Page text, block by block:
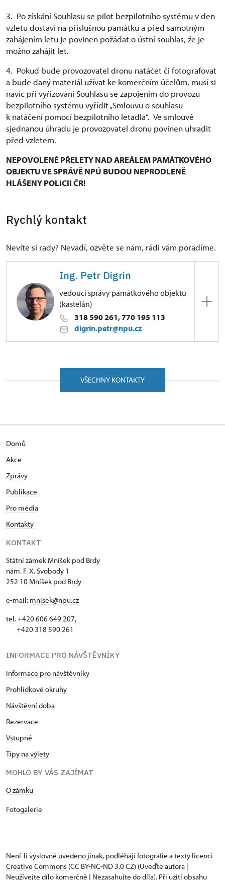
3. Po získání Souhlasu se pilot bezpilotního systému v den
vzletu dostaví na příslušnou památku a před samotným
zahájením letu je povinen požádat o ústní souhlas, že je
možno zahájit let.
4. Pokud bude provozovatel dronu natáčet či fotografovat
a bude daný materiál užívat ke komerčním účelům, musí si
navíc při vyřizování Souhlasu se zapojením do provozu
bezpilotního systému vyřídit „Smlouvu o souhlasu
k natáčení pomocí bezpilotního letadla“. Ve smlouvě
sjednanou úhradu je provozovatel dronu povinen uhradit
před vzletem.
NEPOVOLENÉ PŘELETY NAD AREÁLEM PAMÁTKOVÉHO
OBJEKTU VE SPRÁVĚ NPÚ BUDOU NEPRODLENĚ
HLÁŠENY POLICII ČR!
Rychlý kontakt
Nevíte si rady? Nevadí, ozvěte se nám, rádi vám poradíme.
Ing. Petr Digrin
vedoucí správy památkového objektu
(kastelán)
318 590 261, 770 195 113
digrin.petr@npu.cz
náměstí F. X. Svobody 1/, Mníšek pod Brdy
25210
VŠECHNY KONTAKTY
Domů
Akce
Zprávy
Publikace
Pro média
Kontakty
KONTAKT
Státní zámek Mníšek pod Brdy
nám. F. X. Svobody 1
252 10 Mníšek pod Brdy
e-mail: mnisek@npu.cz
tel.+420 606 649 207,
+420 318 590 261
INFORMACE PRO NÁVŠTĚVNÍKY
Informace pro návštěvníky
Prohlídkové okruhy
Návštěvní doba
Rezervace
Vstupné
Tipy na výlety
MOHLO BY VÁS ZAJÍMAT
O zámku
Fotogalerie
Není-li výslovně uvedeno jinak, podléhají fotografie a texty licenci
Creative Commons (CC BY-NC-ND 3.0 CZ) (Uveďte autora |
Neužívejte dílo komerčně | Nezasahujte do díla). Při užití obsahu